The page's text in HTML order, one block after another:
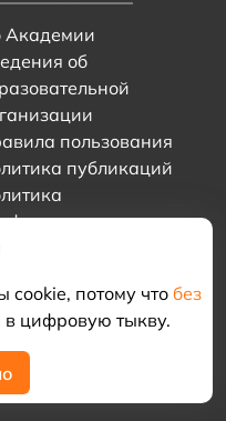
потому что без
цифровую тыкву.
Академии
об
пользования
публикаций
на портале
стиль